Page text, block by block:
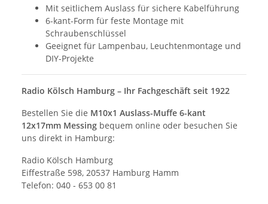
Mit seitlichem Auslass für sichere Kabelführung
6-kant-Form für feste Montage mit
Schraubenschlüssel
Geeignet für Lampenbau, Leuchtenmontage und
DIY-Projekte
Radio Kölsch Hamburg – Ihr Fachgeschäft seit 1922
Bestellen Sie die M10x1 Auslass-Muffe 6-kant
12x17mm Messing bequem online oder besuchen Sie
uns direkt in Hamburg:
Radio Kölsch Hamburg
Eiffestraße 598, 20537 Hamburg Hamm
Telefon: 040 - 653 00 81